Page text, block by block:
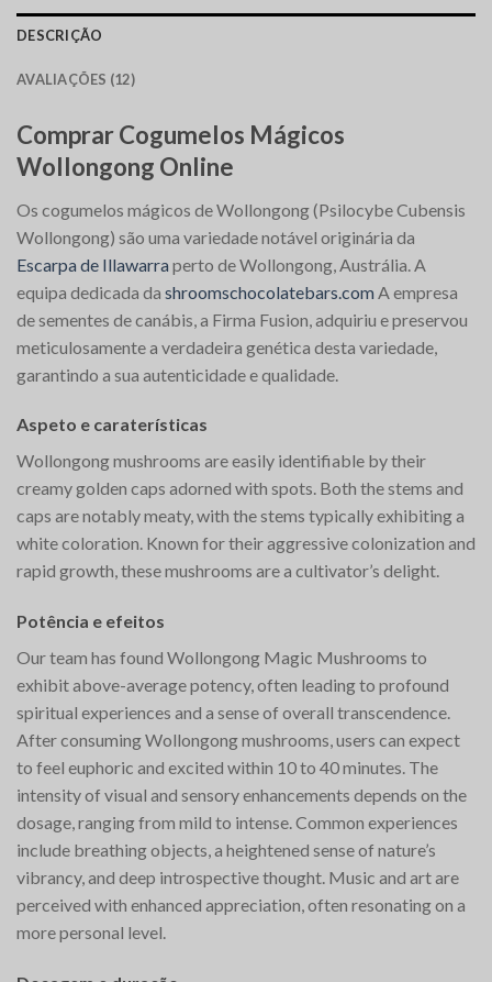
DESCRIÇÃO
AVALIAÇÕES (12)
Comprar Cogumelos Mágicos
Wollongong Online
Os cogumelos mágicos de Wollongong (Psilocybe Cubensis
Wollongong) são uma variedade notável originária da
Escarpa de Illawarra perto de Wollongong, Austrália. A
equipa dedicada da shroomschocolatebars.com A empresa
de sementes de canábis, a Firma Fusion, adquiriu e preservou
meticulosamente a verdadeira genética desta variedade,
garantindo a sua autenticidade e qualidade.
Aspeto e caraterísticas
Wollongong mushrooms are easily identifiable by their
creamy golden caps adorned with spots. Both the stems and
caps are notably meaty, with the stems typically exhibiting a
white coloration. Known for their aggressive colonization and
rapid growth, these mushrooms are a cultivator’s delight.
Potência e efeitos
Our team has found Wollongong Magic Mushrooms to
exhibit above-average potency, often leading to profound
spiritual experiences and a sense of overall transcendence.
After consuming Wollongong mushrooms, users can expect
to feel euphoric and excited within 10 to 40 minutes. The
intensity of visual and sensory enhancements depends on the
dosage, ranging from mild to intense. Common experiences
include breathing objects, a heightened sense of nature’s
vibrancy, and deep introspective thought. Music and art are
perceived with enhanced appreciation, often resonating on a
more personal level.